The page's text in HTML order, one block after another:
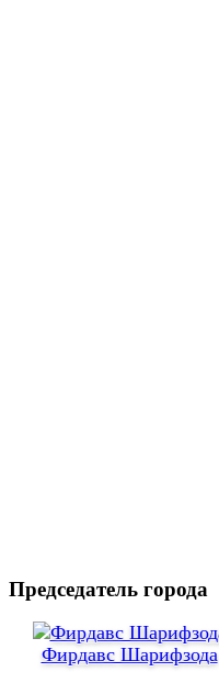
Председатель города
Фирдавс Шарифзода